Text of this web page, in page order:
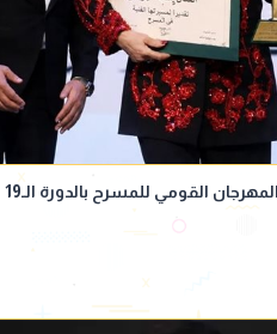
القومي للمسرح بالدورة الـ19